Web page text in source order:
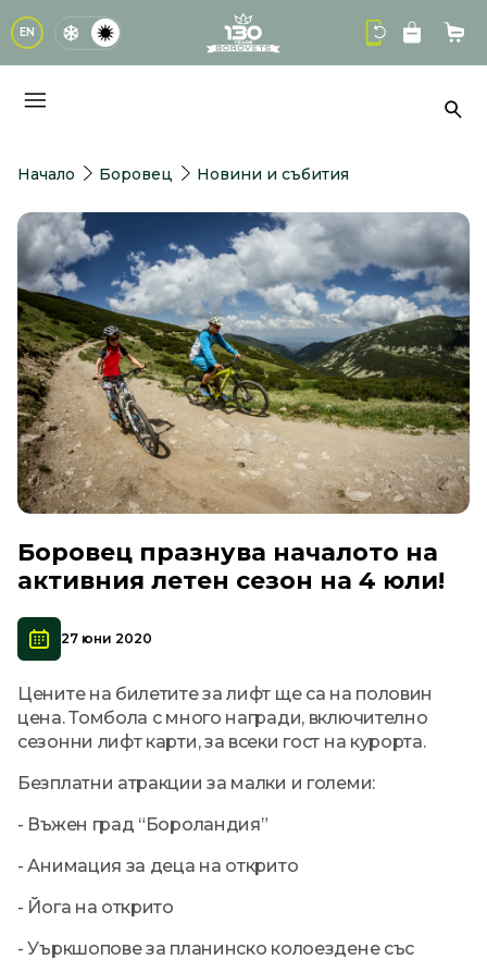
EN logo
Начало Боровец Новини и събития
Боровец празнува началото на
активния летен сезон на 4 юли!
27 юни 2020
Цените на билетите за лифт ще са на половин
цена. Томбола с много награди, включително
сезонни лифт карти, за всеки гост на курорта.
Безплатни атракции за малки и големи:
- Въжен град “Бороландия”
- Анимация за деца на открито
- Йога на открито
- Уъркшопове за планинско колоездене със